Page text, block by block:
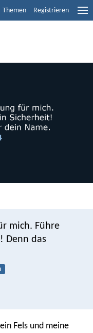
Themen Registrieren
mich. Führe
Denn das
Fels und meine